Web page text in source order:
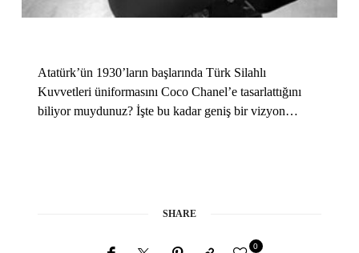
Atatürk’ün 1930’ların başlarında Türk Silahlı
Kuvvetleri üniformasını Coco Chanel’e tasarlattığını
biliyor muydunuz? İşte bu kadar geniş bir vizyon…
SHARE
0